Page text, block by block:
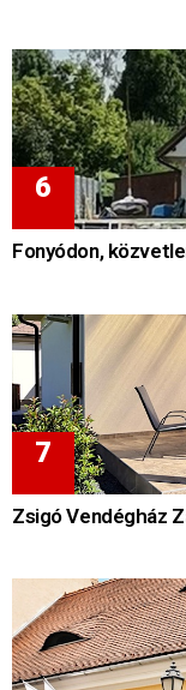
Fonyódon,
Zsigó Vendégház